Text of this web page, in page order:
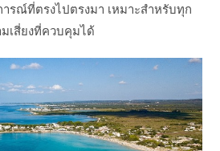
รณ์ที่ตรงไปตรงมา เหมาะสำหรับทุก
เสี่ยงที่ควบคุมได้